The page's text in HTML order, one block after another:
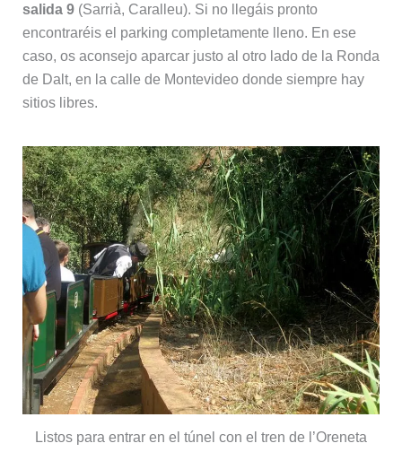
salida 9(Sarrià, Caralleu). Si no llegáis pronto
encontraréis el parking completamente lleno. En ese
caso, os aconsejo aparcar justo al otro lado de la Ronda
de Dalt, en la calle de Montevideo donde siempre hay
sitios libres.
Listos para entrar en el túnel con el tren de l’Oreneta